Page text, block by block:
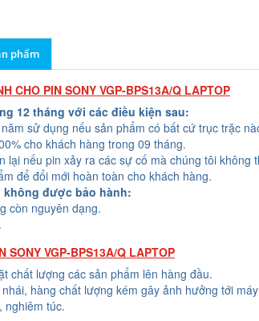
phẩm
CHO PIN SONY VGP-BPS13A/Q LAPTOP
12 tháng với các điều kiện sau:
sử dụng nếu sản phẩm có bất cứ trục trặc
cho khách hàng trong 09 tháng.
lại nếu pin xảy ra các sự cố mà chúng tôi
để đổi mới hoàn toàn cho khách hàng.
được bảo hành:
còn nguyên dạng.
SONY VGP-BPS13A/Q LAPTOP
chất lượng các sản phẩm lên hàng đầu.
hàng chất lượng kém gây ảnh hưởng tới
nghiêm túc.